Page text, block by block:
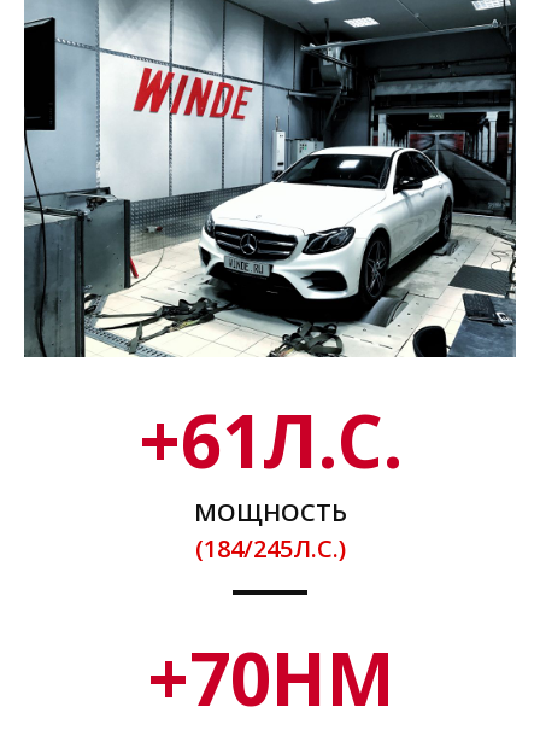
+61Л.С.
МОЩНОСТЬ
(184/245Л.С.)
+70НМ